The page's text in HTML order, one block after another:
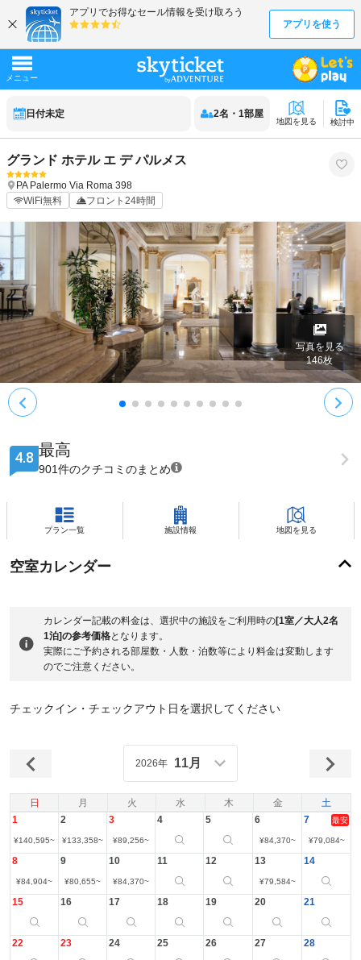
日付未定 2名 ・ 1部屋
地図を見る 検討中
グランド ホテル エ デ パルメス
PA Palermo Via Roma 398
WiFi無料
フロント24時間
写真を見る
146枚
4.8 最高
901件のクチコミのまとめ
プラン一覧 施設情報 地図を見る
空室カレンダー
カレンダー記載の料金は、選択中の施設をご利用時の[1室／大人2名
1泊]の参考価格となります。
実際にご予約される部屋数・人数・泊数等により料金は変動します
のでご注意ください。
チェックイン・チェックアウト日を選択してください
日 月 火 水 木 金 土
2026年 11月
1
¥140,595~
2
¥133,358~
3
¥89,256~
4 5 6
¥84,370~
7 最安
¥79,084~
8
¥84,904~
9
¥80,655~
10
¥84,370~
11 12 13
¥79,584~
14
15 16 17 18 19 20 21
22 23 24 25 26 27 28